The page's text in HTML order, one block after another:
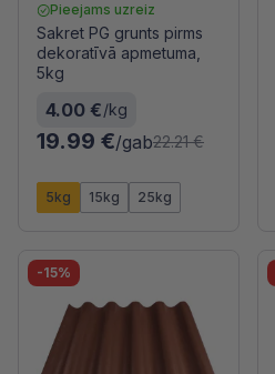
Pieejams uzreiz
Sakret PG grunts pirms
dekoratīvā apmetuma,
5kg
4.00 €/kg
19.99 €/gab22.21 €
5kg 15kg 25kg
-15%